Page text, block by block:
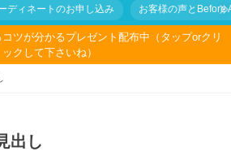
ディネートのお申し込み お客様の声とBefore
ツが分かるプレゼント配布中（タップorクリ
ックして下さいね）
出し